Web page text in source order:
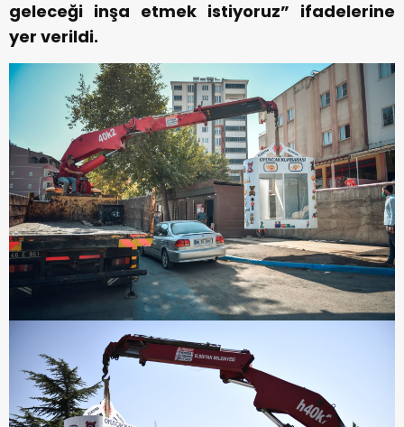
geleceği inşa etmek istiyoruz” ifadelerine
yer verildi.